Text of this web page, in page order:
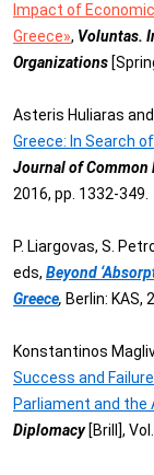
Impact of
Greece», Voluntas.
Organizations
Asteris Huliaras
Greece: In Search
Journal of Common
2016, pp. 1332-349.
P. Liargovas, S.
eds, Βeyond
Greece, Berlin: KAS,
Konstantinos
Success and
Parliament and the
Diplomacy [Brill],